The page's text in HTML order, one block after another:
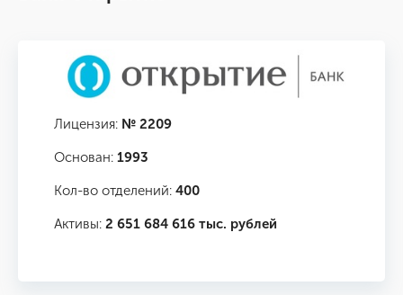
Лицензия: № 2209
Основан: 1993
Кол-во отделений: 400
Активы: 2 651 684 616 тыс. рублей